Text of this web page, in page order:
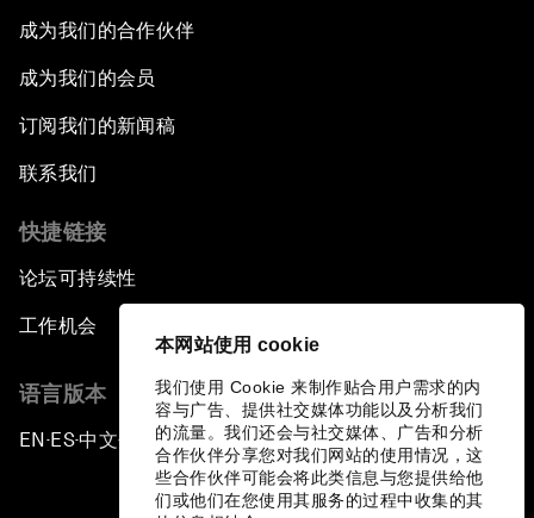
本网站使用 cookie
我们使用 Cookie 来制作贴合用户需求的内
容与广告、提供社交媒体功能以及分析我们
的流量。我们还会与社交媒体、广告和分析
合作伙伴分享您对我们网站的使用情况，这
些合作伙伴可能会将此类信息与您提供给他
们或他们在您使用其服务的过程中收集的其
成为我们的合作伙伴
成为我们的会员
订阅我们的新闻稿
联系我们
快捷链接
论坛可持续性
工作机会
语言版本
EN ▪ES▪中文▪ 日本語